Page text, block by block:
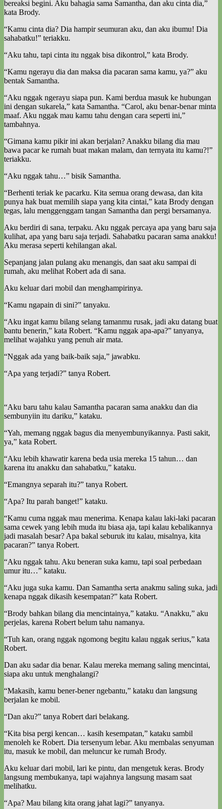
bereaksi begini. Aku bahagia sama Samantha, dan aku cinta dia,”
kata Brody.
“Kamu cinta dia? Dia hampir seumuran aku, dan aku ibumu! Dia
sahabatku!” teriakku.
“Aku tahu, tapi cinta itu nggak bisa dikontrol,” kata Brody.
“Kamu ngerayu dia dan maksa dia pacaran sama kamu, ya?” aku
bentak Samantha.
“Aku nggak ngerayu siapa pun. Kami berdua masuk ke hubungan
ini dengan sukarela,” kata Samantha. “Carol, aku benar-benar minta
maaf. Aku nggak mau kamu tahu dengan cara seperti ini,”
tambahnya.
“Gimana kamu pikir ini akan berjalan? Anakku bilang dia mau
bawa pacar ke rumah buat makan malam, dan ternyata itu kamu?!”
teriakku.
“Aku nggak tahu…” bisik Samantha.
“Berhenti teriak ke pacarku. Kita semua orang dewasa, dan kita
punya hak buat memilih siapa yang kita cintai,” kata Brody dengan
tegas, lalu menggenggam tangan Samantha dan pergi bersamanya.
Aku berdiri di sana, terpaku. Aku nggak percaya apa yang baru saja
kulihat, apa yang baru saja terjadi. Sahabatku pacaran sama anakku!
Aku merasa seperti kehilangan akal.
Sepanjang jalan pulang aku menangis, dan saat aku sampai di
rumah, aku melihat Robert ada di sana.
Aku keluar dari mobil dan menghampirinya.
“Kamu ngapain di sini?” tanyaku.
“Aku ingat kamu bilang selang tamanmu rusak, jadi aku datang buat
bantu benerin,” kata Robert. “Kamu nggak apa-apa?” tanyanya,
melihat wajahku yang penuh air mata.
“Nggak ada yang baik-baik saja,” jawabku.
“Apa yang terjadi?” tanya Robert.
“Aku baru tahu kalau Samantha pacaran sama anakku dan dia
sembunyiin itu dariku,” kataku.
“Yah, memang nggak bagus dia menyembunyikannya. Pasti sakit,
ya,” kata Robert.
“Aku lebih khawatir karena beda usia mereka 15 tahun… dan
karena itu anakku dan sahabatku,” kataku.
“Emangnya separah itu?” tanya Robert.
“Apa? Itu parah banget!” kataku.
“Kamu cuma nggak mau menerima. Kenapa kalau laki-laki pacaran
sama cewek yang lebih muda itu biasa aja, tapi kalau kebalikannya
jadi masalah besar? Apa bakal seburuk itu kalau, misalnya, kita
pacaran?” tanya Robert.
“Aku nggak tahu. Aku beneran suka kamu, tapi soal perbedaan
umur itu…” kataku.
“Aku juga suka kamu. Dan Samantha serta anakmu saling suka, jadi
kenapa nggak dikasih kesempatan?” kata Robert.
“Brody bahkan bilang dia mencintainya,” kataku. “Anakku,” aku
perjelas, karena Robert belum tahu namanya.
“Tuh kan, orang nggak ngomong begitu kalau nggak serius,” kata
Robert.
Dan aku sadar dia benar. Kalau mereka memang saling mencintai,
siapa aku untuk menghalangi?
“Makasih, kamu bener-bener ngebantu,” kataku dan langsung
berjalan ke mobil.
“Dan aku?” tanya Robert dari belakang.
“Kita bisa pergi kencan… kasih kesempatan,” kataku sambil
menoleh ke Robert. Dia tersenyum lebar. Aku membalas senyuman
itu, masuk ke mobil, dan meluncur ke rumah Brody.
Aku keluar dari mobil, lari ke pintu, dan mengetuk keras. Brody
langsung membukanya, tapi wajahnya langsung masam saat
melihatku.
“Apa? Mau bilang kita orang jahat lagi?” tanyanya.